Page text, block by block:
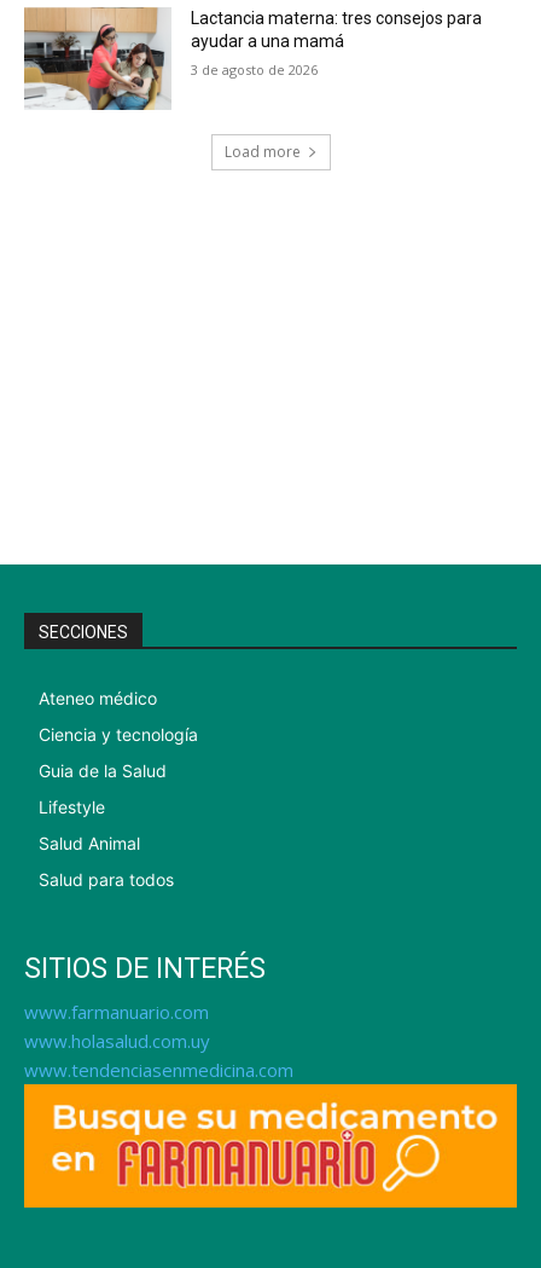
Lactancia materna: tres consejos para
ayudar a una mamá
3 de agosto de 2026
Load more
SECCIONES
Ateneo médico
Ciencia y tecnología
Guia de la Salud
Lifestyle
Salud Animal
Salud para todos
SITIOS DE INTERÉS
www.farmanuario.com
www.holasalud.com.uy
www.tendenciasenmedicina.com